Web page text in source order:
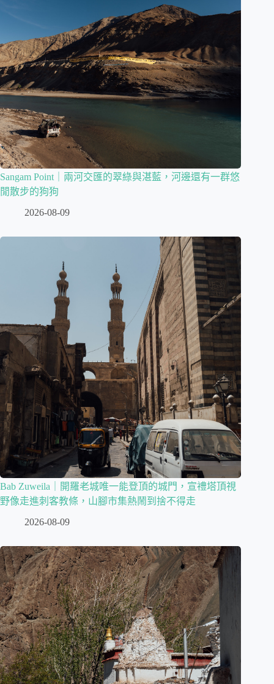
Sangam Point｜兩河交匯的翠綠與湛藍，河邊還有一群悠
閒散步的狗狗
2026-08-09
Bab Zuweila｜開羅老城唯一能登頂的城門，宣禮塔頂視
野像走進刺客教條，山腳市集熱鬧到捨不得走
2026-08-09